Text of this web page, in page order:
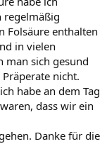
regelmäßig
Folsäure enthalten
in vielen
man sich gesund
nicht.
habe an dem Tag
dass wir ein
Danke für die